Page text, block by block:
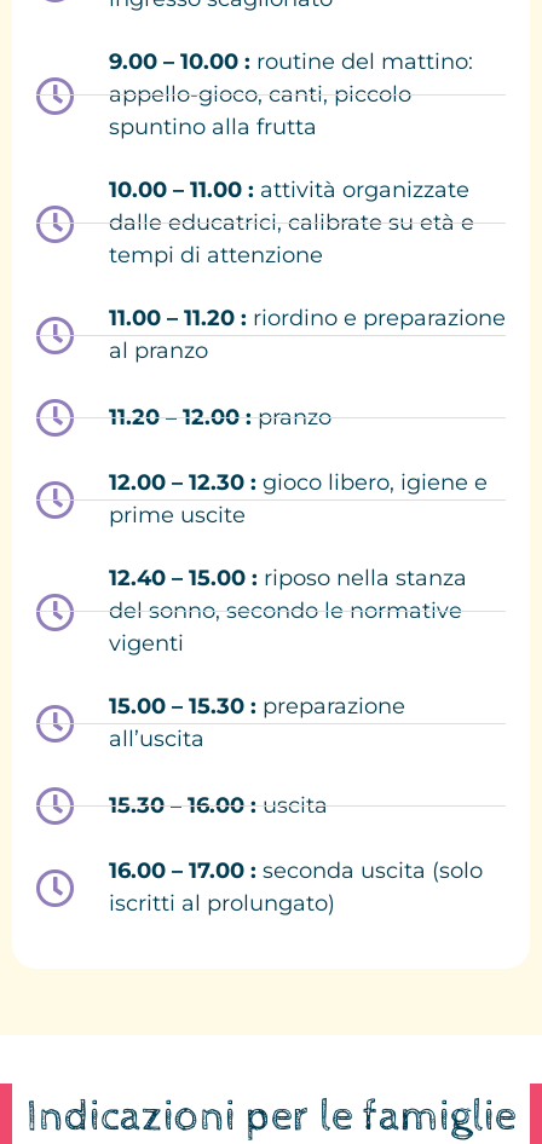
9.00 – 10.00 : routine del mattino:
appello-gioco, canti, piccolo
spuntino alla frutta
10.00 – 11.00 : attività organizzate
dalle educatrici, calibrate su età e
tempi di attenzione
11.00 – 11.20 : riordino e preparazione
al pranzo
11.20 – 12.00 :pranzo
12.00 – 12.30 : gioco libero, igiene e
prime uscite
12.40 – 15.00 : riposo nella stanza
del sonno, secondo le normative
vigenti
15.00 – 15.30 : preparazione
all’uscita
15.30 – 16.00 :uscita
16.00 – 17.00 : seconda uscita (solo
iscritti al prolungato)
Indicazioni per le famiglie